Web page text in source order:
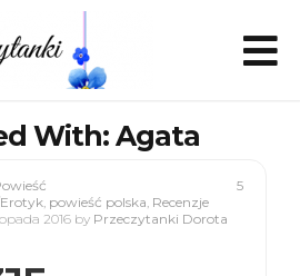
With: Agata
5
, powieść polska, Recenzje
2016 by Przeczytanki Dorota